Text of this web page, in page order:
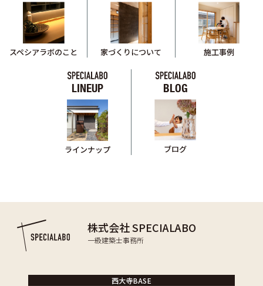
スペシアラボのこと 家づくりについて 施工事例
LINEUP
ラインナップ
BLOG
ブログ
株式会社 SPECIALABO
一級建築士事務所
西大寺BASE